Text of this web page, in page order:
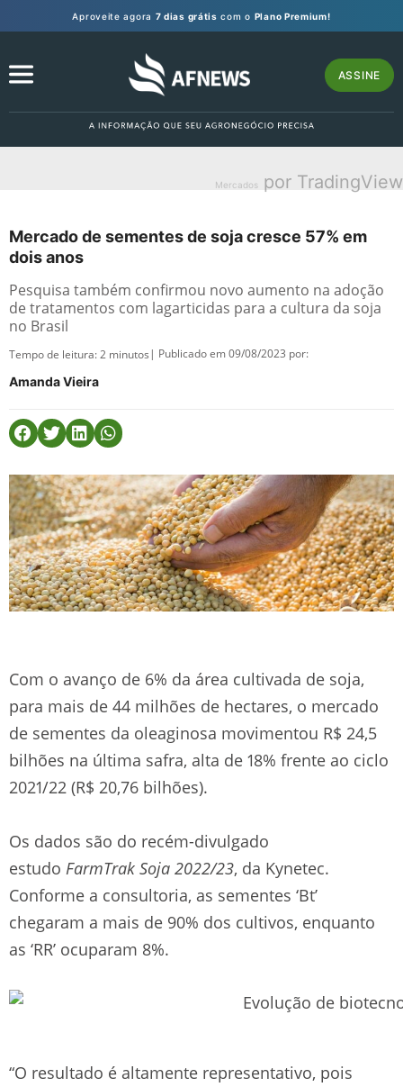
Aproveite agora 7 dias grátis com o Plano Premium!
ASSINE
Mercados por TradingView
Mercado de sementes de soja cresce 57% em
dois anos
Pesquisa também confirmou novo aumento na adoção
de tratamentos com lagarticidas para a cultura da soja
no Brasil
Tempo de leitura:2 minutos | Publicado em 09/08/2023 por:
Amanda Vieira
Com o avanço de 6% da área cultivada de soja,
para mais de 44 milhões de hectares, o mercado
de sementes da oleaginosa movimentou R$ 24,5
bilhões na última safra, alta de 18% frente ao ciclo
2021/22 (R$ 20,76 bilhões).
Os dados são do recém-divulgado
estudo FarmTrak Soja 2022/23, da Kynetec.
Conforme a consultoria, as sementes ‘Bt’
chegaram a mais de 90% dos cultivos, enquanto
as ‘RR’ ocuparam 8%.
“O resultado é altamente representativo, pois